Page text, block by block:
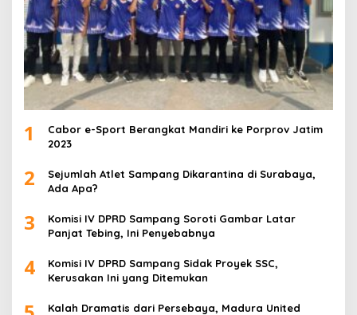
1
Cabor e-Sport Berangkat Mandiri ke Porprov Jatim
2023
2
Sejumlah Atlet Sampang Dikarantina di Surabaya,
Ada Apa?
3
Komisi IV DPRD Sampang Soroti Gambar Latar
Panjat Tebing, Ini Penyebabnya
4
Komisi IV DPRD Sampang Sidak Proyek SSC,
Kerusakan Ini yang Ditemukan
Kalah Dramatis dari Persebaya, Madura United